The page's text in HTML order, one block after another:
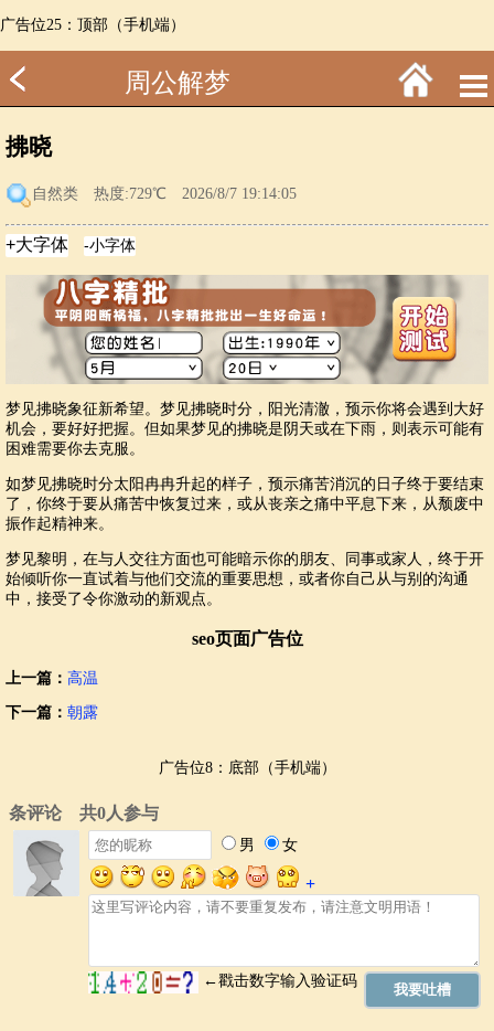
广告位25：顶部（手机端）
周公解梦
拂晓
自然类 热度:729℃ 2026/8/7 19:14:05
梦见拂晓象征新希望。梦见拂晓时分，阳光清澈，预示你将会遇到大好
机会，要好好把握。但如果梦见的拂晓是阴天或在下雨，则表示可能有
困难需要你去克服。
如梦见拂晓时分太阳冉冉升起的样子，预示痛苦消沉的日子终于要结束
了，你终于要从痛苦中恢复过来，或从丧亲之痛中平息下来，从颓废中
振作起精神来。
梦见黎明，在与人交往方面也可能暗示你的朋友、同事或家人，终于开
始倾听你一直试着与他们交流的重要思想，或者你自己从与别的沟通
中，接受了令你激动的新观点。
seo页面广告位
上一篇： 高温
下一篇： 朝露
广告位8：底部（手机端）